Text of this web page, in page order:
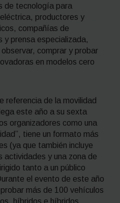
de tecnología para
productores y
compañías de
y prensa especializada,
comprar y probar
en modelos cero
referencia de la movilidad
este año a su sexta
organizadores como una
tiene un formato más
(ya que también incluye
actividades y una zona de
tanto a un público
el evento de este año
más de 100 vehículos